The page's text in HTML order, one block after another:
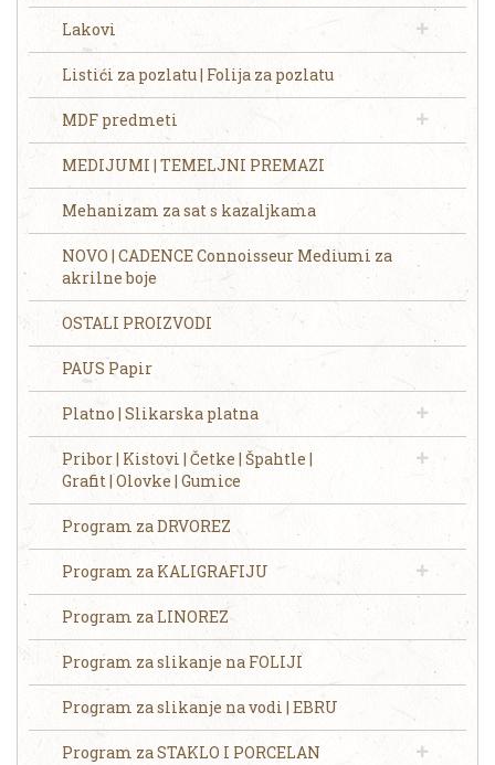
Lakovi
Listići za pozlatu | Folija za pozlatu
MDF predmeti
MEDIJUMI | TEMELJNI PREMAZI
Mehanizam za sat s kazaljkama
NOVO | CADENCE Connoisseur Mediumi za
akrilne boje
OSTALI PROIZVODI
PAUS Papir
Platno | Slikarska platna
Pribor | Kistovi | Četke | Špahtle |
Grafit | Olovke | Gumice
Program za DRVOREZ
Program za KALIGRAFIJU
Program za LINOREZ
Program za slikanje na FOLIJI
Program za slikanje na vodi | EBRU
Program za STAKLO I PORCELAN